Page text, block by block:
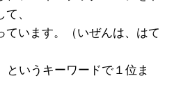
、
ています。（いぜんは、はて
というキーワードで１位ま